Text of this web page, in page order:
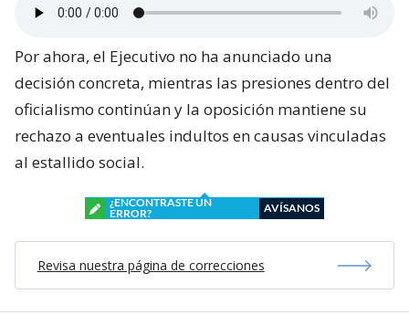
Por ahora, el Ejecutivo no ha anunciado una
decisión concreta, mientras las presiones dentro del
oficialismo continúan y la oposición mantiene su
rechazo a eventuales indultos en causas vinculadas
al estallido social.
¿ENCONTRASTE UN
ERROR?
AVÍSANOS
Revisa nuestra página de correcciones